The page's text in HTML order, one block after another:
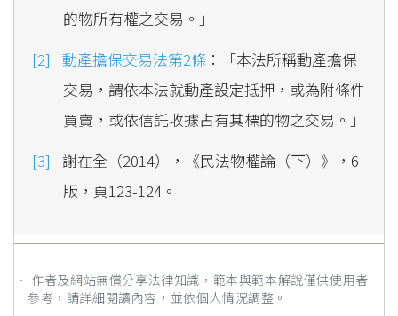
的物所有權之交易。」
動產擔保交易法第2條 ：「本法所稱動產擔保
交易，謂依本法就動產設定抵押，或為附條件
買賣，或依信託收據占有其標的物之交易。」
謝在全（2014），《民法物權論（下）》，6
版，頁123-124。
． 作者及網站無償分享法律知識，範本與範本解說僅供使用者
參考，請詳細閱讀內容，並依個人情況調整。